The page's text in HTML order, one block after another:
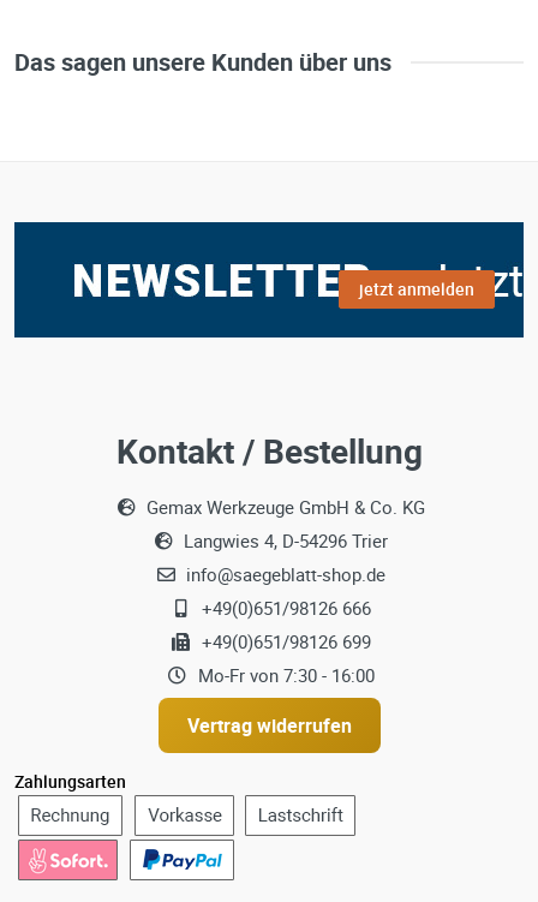
Das sagen unsere Kunden über uns
jetzt anmelden
Kontakt / Bestellung
Gemax Werkzeuge GmbH & Co. KG
Langwies 4, D-54296 Trier
info@saegeblatt-shop.de
+49(0)651/98126 666
+49(0)651/98126 699
Mo-Fr von 7:30 - 16:00
Vertrag widerrufen
Zahlungsarten